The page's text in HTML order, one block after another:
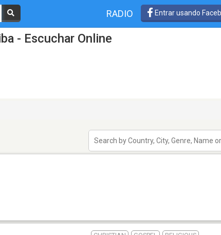
RADIO Entrar usando
- Escuchar Online